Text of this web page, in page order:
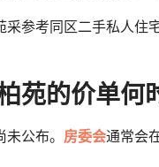
采参考同区二手私人住
苑的价单何
公布。 房委会通常会